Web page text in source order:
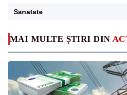
MAI MULTE ȘTIRI DIN
Sanatate